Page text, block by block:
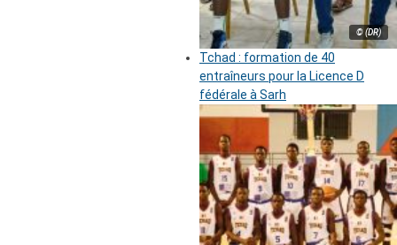
© (DR)
Tchad : formation de 40
entraîneurs pour la Licence D
fédérale à Sarh